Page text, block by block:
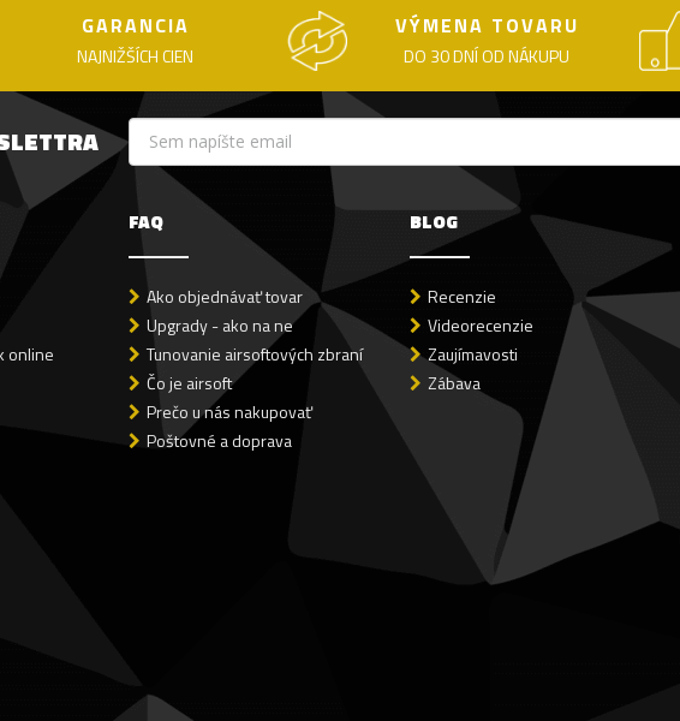
GARANCIA
NAJNIŽŠÍCH CIEN
VÝMENA TOVARU
DO 30 DNÍ OD NÁKUPU
online
FAQ
Ako objednávať tovar
Upgrady - ako na ne
Tunovanie airsoftových zbraní
Čo je airsoft
Prečo u nás nakupovať
Poštovné a doprava
BLOG
Recenzie
Videorecenzie
Zaujímavosti
Zábava